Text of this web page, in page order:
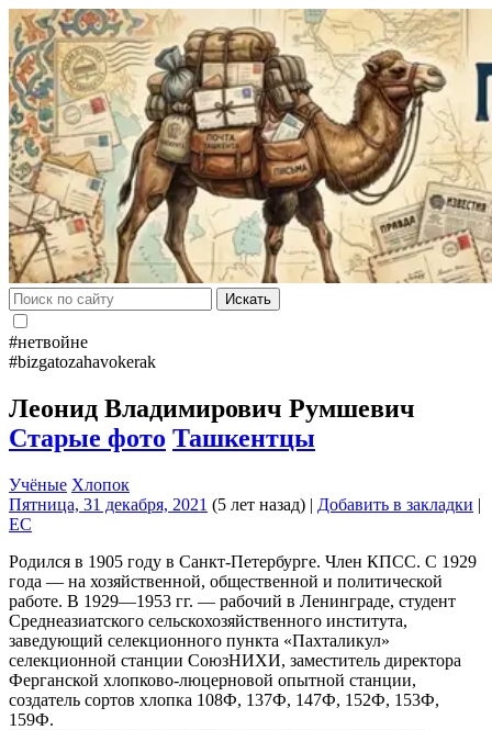
Искать
#нетвойне
#bizgatozahavokerak
Леонид Владимирович Румшевич
Старые фото Ташкентцы
Учёные Хлопок
Пятница, 31 декабря, 2021 (5 лет назад) | Добавить в закладки |
EC
Родился в 1905 году в Санкт-Петербурге. Член КПСС. С 1929
года — на хозяйственной, общественной и политической
работе. В 1929—1953 гг. — рабочий в Ленинграде, студент
Среднеазиатского сельскохозяйственного института,
заведующий селекционного пункта «Пахталикул»
селекционной станции СоюзНИХИ, заместитель директора
Ферганской хлопково-люцерновой опытной станции,
создатель сортов хлопка 108Ф, 137Ф, 147Ф, 152Ф, 153Ф,
159Ф.